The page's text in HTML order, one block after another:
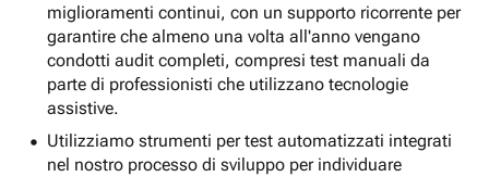
miglioramenti continui, con un supporto ricorrente per
garantire che almeno una volta all'anno vengano
condotti audit completi, compresi test manuali da
parte di professionisti che utilizzano tecnologie
assistive.
Utilizziamo strumenti per test automatizzati integrati
nel nostro processo di sviluppo per individuare